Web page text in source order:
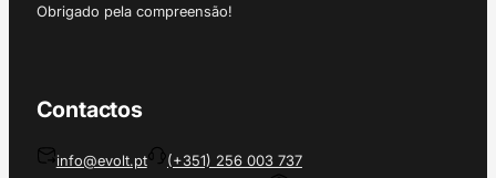
Obrigado pela compreensão!
Contactos
info@evolt.pt
(+351) 256 003 737